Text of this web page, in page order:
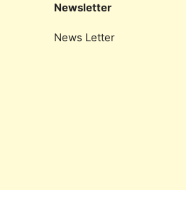
Newsletter
News Letter